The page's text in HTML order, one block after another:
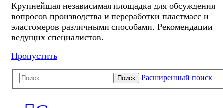
Крупнейшая независимая площадка для обсуждения
вопросов производства и переработки пластмасс и
эластомеров различными способами. Рекомендации
ведущих специалистов.
Пропустить
Поиск Расширенный поиск